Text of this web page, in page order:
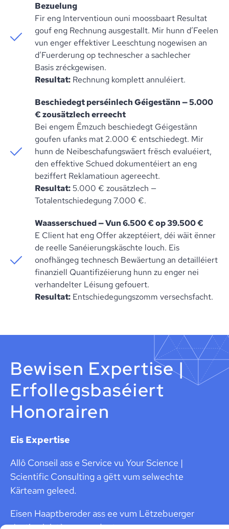
Bezuelung
Fir eng Interventioun ouni moossbaart Resultat
gouf eng Rechnung ausgestallt. Mir hunn d’Feelen
vun enger effektiver Leeschtung nogewisen an
d’Fuerderung op technescher a sachlecher
Basis zréckgewisen.
Resultat: Rechnung komplett annuléiert.
Beschiedegt perséinlech Géigestänn — 5.000
€ zousätzlech erreecht
Bei engem Ëmzuch beschiedegt Géigestänn
goufen ufanks mat 2.000 € entschiedegt. Mir
hunn de Neibeschafungswäert frësch evaluéiert,
den effektive Schued dokumentéiert an eng
beziffert Reklamatioun agereecht.
Resultat:5.000 € zousätzlech —
Totalentschiedegung 7.000 €.
Waasserschued — Vun 6.500 € op 39.500 €
E Client hat eng Offer akzeptéiert, déi wäit ënner
de reelle Sanéierungskäschte louch. Eis
onofhängeg technesch Bewäertung an detailléiert
finanziell Quantifizéierung hunn zu enger nei
verhandelter Léisung gefouert.
Resultat: Entschiedegungszomm versechsfacht.
Bewisen Expertise |
Erfollegsbaséiert
Honorairen
Eis Expertise
Allô Conseil ass e Service vu Your Science |
Scientific Consulting a gëtt vum selwechte
Kärteam geleed.
Eisen Haaptberoder ass ee vum Lëtzebuerger